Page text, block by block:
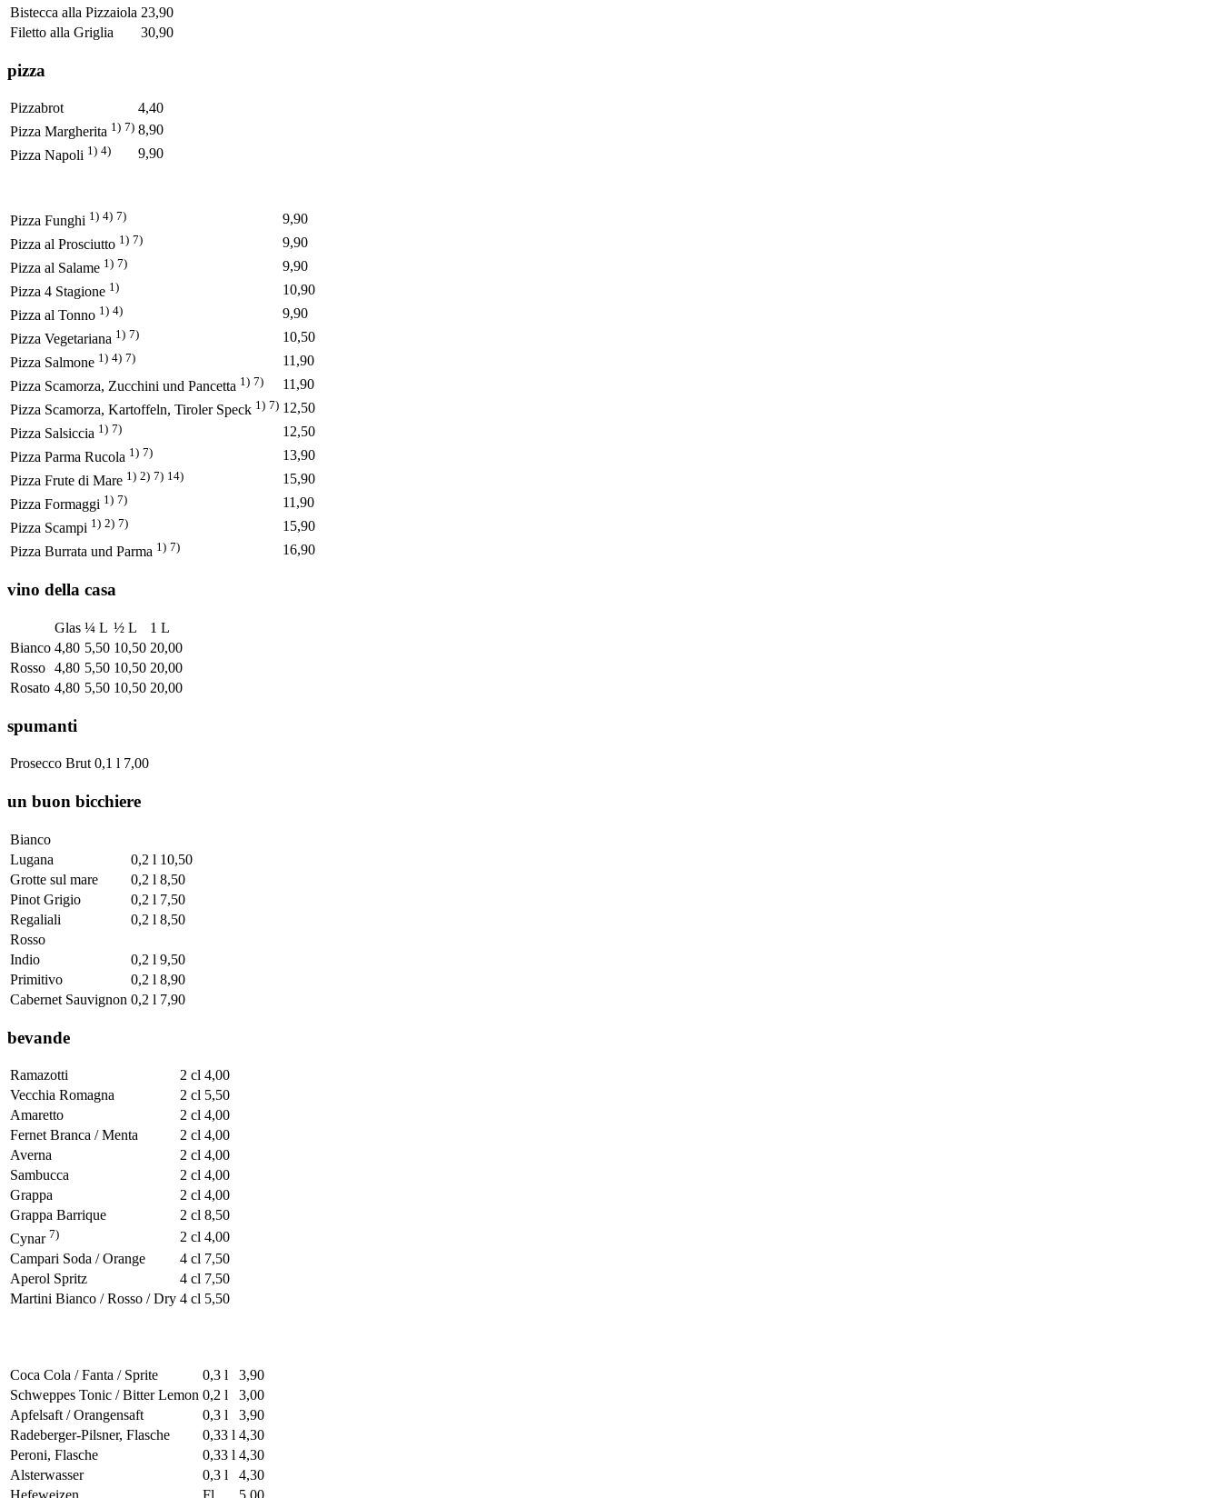
Bistecca alla Pizzaiola 23,90
Filetto alla Griglia
30,90
pizza
Pizzabrot
4,40
Pizza Margherita 1) 7) 8,90
Pizza Napoli 1) 4) 9,90
Pizza Funghi 1) 4) 7)
9,90
Pizza al Prosciutto 1) 7)
9,90
Pizza al Salame 1) 7)
9,90
Pizza 4 Stagione 1)
10,90
Pizza al Tonno 1) 4)
9,90
Pizza Vegetariana 1) 7)
10,50
Pizza Salmone 1) 4) 7)
11,90
Pizza Scamorza, Zucchini und Pancetta 1) 7)
11,90
Pizza Scamorza, Kartoffeln, Tiroler Speck 1) 7) 12,50
Pizza Salsiccia 1) 7)
12,50
Pizza Parma Rucola 1) 7)
13,90
Pizza Frute di Mare 1) 2) 7) 14)
15,90
Pizza Formaggi 1) 7)
11,90
Pizza Scampi 1) 2) 7)
15,90
Pizza Burrata und Parma 1) 7) 16,90
vino della casa
Glas ¼ L ½ L
1 L
Bianco 4,80 5,50 10,50 20,00
Rosso 4,80 5,50 10,50 20,00
Rosato 4,80 5,50 10,50 20,00
spumanti
Prosecco Brut 0,1 l 7,00
un buon bicchiere
Bianco
Lugana
0,2 l 10,50
Grotte sul mare
0,2 l 8,50
Pinot Grigio
0,2 l 7,50
Regaliali
0,2 l 8,50
Rosso
Indio
0,2 l 9,50
Primitivo
0,2 l 8,90
Cabernet Sauvignon 0,2 l 7,90
bevande
Ramazotti 2 cl 4,00
Vecchia Romagna
2 cl 5,50
Amaretto
2 cl 4,00
Fernet Branca / Menta
2 cl 4,00
Averna
2 cl 4,00
Sambucca
2 cl 4,00
Grappa
2 cl 4,00
Grappa Barrique
2 cl 8,50
Cynar 7) 2 cl 4,00
Campari Soda / Orange
4 cl 7,50
Aperol Spritz
4 cl 7,50
Martini Bianco / Rosso / Dry 4 cl 5,50
Coca Cola / Fanta / Sprite 0,3 l
3,90
Schweppes Tonic / Bitter Lemon 0,2 l
3,00
Apfelsaft / Orangensaft
0,3 l
3,90
Radeberger-Pilsner, Flasche
0,33 l 4,30
Peroni, Flasche
0,33 l 4,30
Alsterwasser
0,3 l
4,30
Hefeweizen
Fl 5,00